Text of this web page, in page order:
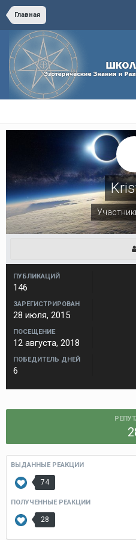
Главная
ПУБЛИКАЦИЙ
146
ЗАРЕГИСТРИРОВАН
28 июля, 2015
ПОСЕЩЕНИЕ
12 августа, 2018
ПОБЕДИТЕЛЬ ДНЕЙ
6
ВЫДАННЫЕ РЕАКЦИИ
74
ПОЛУЧЕННЫЕ РЕАКЦИИ
28